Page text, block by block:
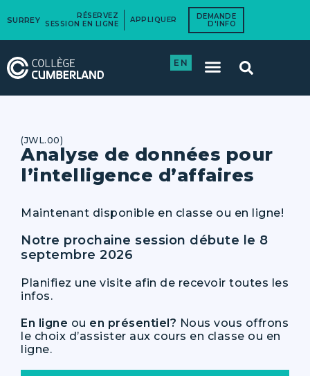
SURREY
RÉSERVEZ
SESSION EN LIGNE
APPLIQUER
DEMANDE
D'INFO
EN
(JWL.00)
Analyse de données pour
l’intelligence d’affaires
Maintenant disponible en classe ou en ligne!
Notre prochaine session débute le 8
septembre 2026
Planifiez une visite afin de recevoir toutes les
infos.
En ligne ou en présentiel? Nous vous offrons
le choix d’assister aux cours en classe ou en
ligne.